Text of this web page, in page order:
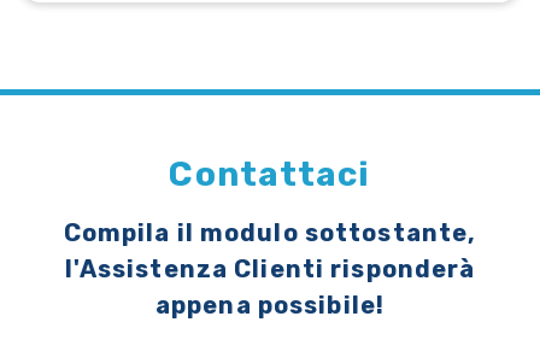
Contattaci
Compila il modulo sottostante,
l'Assistenza Clienti risponderà
appena possibile!